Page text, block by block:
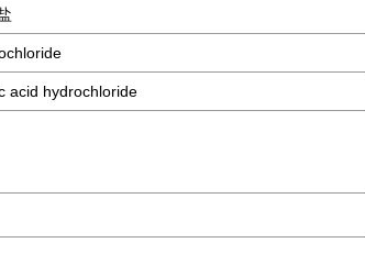
acid hydrochloride